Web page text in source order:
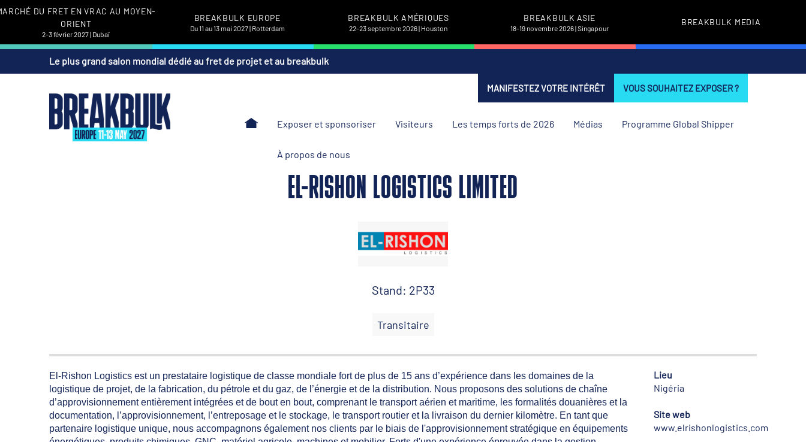
DU FRET EN VRAC AU MOYEN-
ORIENT
2-3 février 2027 | Dubaï
BREAKBULK EUROPE
Du 11 au 13 mai 2027 | Rotterdam
BREAKBULK AMÉRIQUES
22-23 septembre 2026 | Houston
BREAKBULK ASIE
18-19 novembre 2026 | Singapour
BREAKBULK MEDIA
Le plus grand salon mondial dédié au fret de projet et au breakbulk
MANIFESTEZ VOTRE INTÉRÊT VOUS SOUHAITEZ EXPOSER ?
Exposer et sponsoriser Visiteurs Les temps forts de 2026 Médias Programme Global Shipper
À propos de nous
EL-RISHON LOGISTICS LIMITED
Stand: 2P33
Transitaire
El-Rishon Logistics est un prestataire logistique de classe mondiale fort de plus de 15 ans d’expérience dans les domaines de la
logistique de projet, de la fabrication, du pétrole et du gaz, de l’énergie et de la distribution. Nous proposons des solutions de chaîne
d’approvisionnement entièrement intégrées et de bout en bout, comprenant le transport aérien et maritime, les formalités douanières et la
documentation, l’approvisionnement, l’entreposage et le stockage, le transport routier et la livraison du dernier kilomètre. En tant que
partenaire logistique unique, nous accompagnons également nos clients par le biais de l'approvisionnement stratégique en équipements
Lieu
Nigéria
Site web
www.elrishonlogistics.com